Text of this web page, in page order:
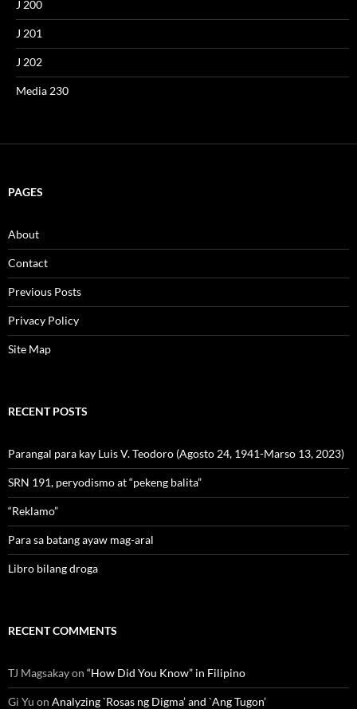
J 200
J 201
J 202
Media 230
PAGES
About
Contact
Previous Posts
Privacy Policy
Site Map
RECENT POSTS
Parangal para kay Luis V. Teodoro (Agosto 24, 1941-Marso 13, 2023)
SRN 191, peryodismo at “pekeng balita”
“Reklamo”
Para sa batang ayaw mag-aral
Libro bilang droga
RECENT COMMENTS
TJ Magsakayon “How Did You Know” in Filipino
Gi Yu on Analyzing `Rosas ng Digma’ and `Ang Tugon’